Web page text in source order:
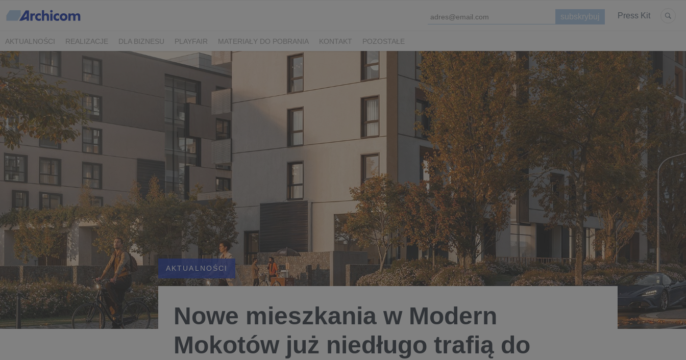
Press Kit
AKTUALNOŚCI REALIZACJE DLA BIZNESU PLAYFAIR MATERIAŁY DO POBRANIA KONTAKT POZOSTAŁE
AKTUALNOŚCI
Nowe mieszkania w Modern
Mokotów już niedługo trafią do